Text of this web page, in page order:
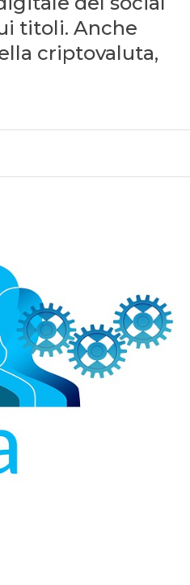
titoli. Anche
criptovaluta,